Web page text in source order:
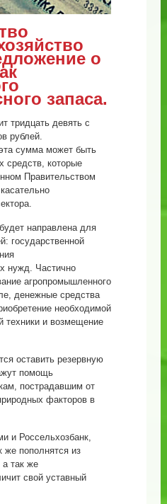
о
запаса.
тридцать девять с
рублей.
сумма может быть
средств, которые
Правительством
направлена для
государственной
нужд. Частично
агропромышленного
денежные средства
необходимой
техники и возмещение
оставить резервную
помощь
пострадавшим от
факторов в
и Россельхозбанк,
же пополнятся из
так же
свой уставный